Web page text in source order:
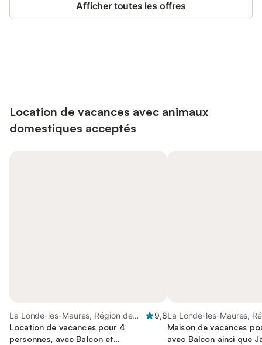
Afficher toutes les offres
Location de vacances avec animaux
domestiques acceptés
La Londe-les-Maures, Région de
Toulon
9,8
Location de vacances pour 4
personnes, avec Balcon et
La Londe-les-Maures,
Toulon
Maison de vacances
avec Balcon ainsi que